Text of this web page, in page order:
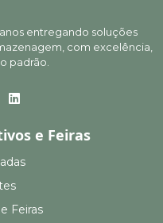
entregando soluções
com excelência,
padrão.
e Feiras
Feiras